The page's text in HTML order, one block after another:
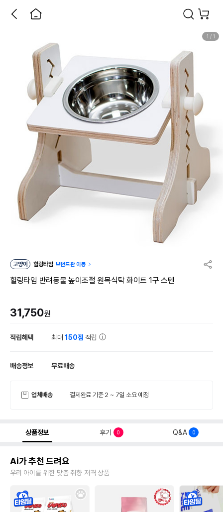
1 / 1
고양이 힐링타임 브랜드관 이동
힐링타임 반려동물 높이조절 원목식탁 화이트 1구 스텐
31,750원
적립혜택 최대150점 적립
배송정보 무료배송
업체배송 결제완료 기준 2 ~ 7일 소요 예정
상품정보 후기 0 Q&A 0
Ai가 추천 드려요
우리 아이를 위한 맞춤 취향 저격 상품